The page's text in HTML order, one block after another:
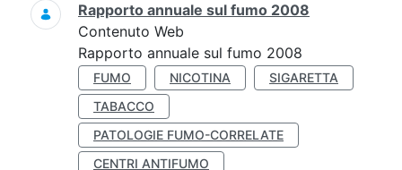
Rapporto annuale sul fumo 2008
Contenuto Web
Rapporto annuale sul fumo 2008
FUMO NICOTINA
SIGARETTA
TABACCO
PATOLOGIE FUMO-CORRELATE
CENTRI ANTIFUMO